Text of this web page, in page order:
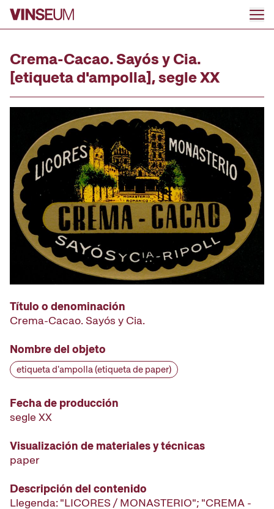
Ir al contenido
Crema-Cacao. Sayós y Cia.
[etiqueta d'ampolla], segle XX
Título o denominación
Crema-Cacao. Sayós y Cia.
Nombre del objeto
etiqueta d'ampolla (etiqueta de paper)
Fecha de producción
segle XX
Visualización de materiales y técnicas
paper
Descripción del contenido
Llegenda: "LICORES / MONASTERIO"; "CREMA -